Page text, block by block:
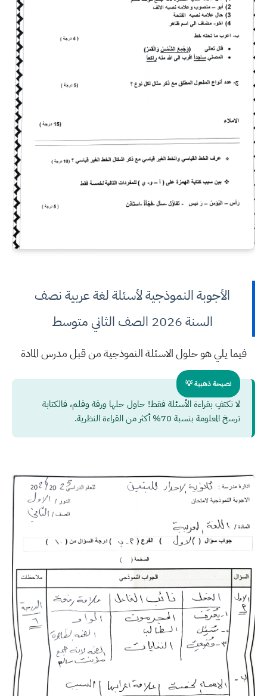
الأجوبة النموذجية لأسئلة لغة عربية نصف
السنة 2026 الصف الثاني متوسط
فيما يلي هو حلول الاسئلة النموذجية من قبل مدرس المادة
نصيحة ذهبية 💡
لا تكتفِ بقراءة الأسئلة فقط! حاول حلها ورقة وقلم، فالكتابة
ترسخ المعلومة بنسبة 70% أكثر من القراءة النظرية.